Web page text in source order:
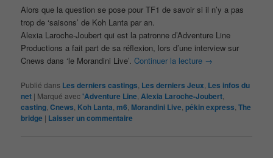
Alors que la question se pose pour TF1 de savoir si il n’y a pas
trop de ‘saisons’ de Koh Lanta par an.
Alexia Laroche-Joubert qui est la patronne d’Adventure Line
Productions a fait part de sa réflexion, lors d’une interview sur
Cnews dans ‘le Morandini Live’.Continuer la lecture →
Publié dans Les derniers castings Les derniers Jeux Les infos du
net | Marqué avec'Adventure Line Alexia Laroche-Joubert
casting ,Cnews Koh Lanta ,m6 Morandini Live ,pékin express ,The
bridge | Laisser un commentaire